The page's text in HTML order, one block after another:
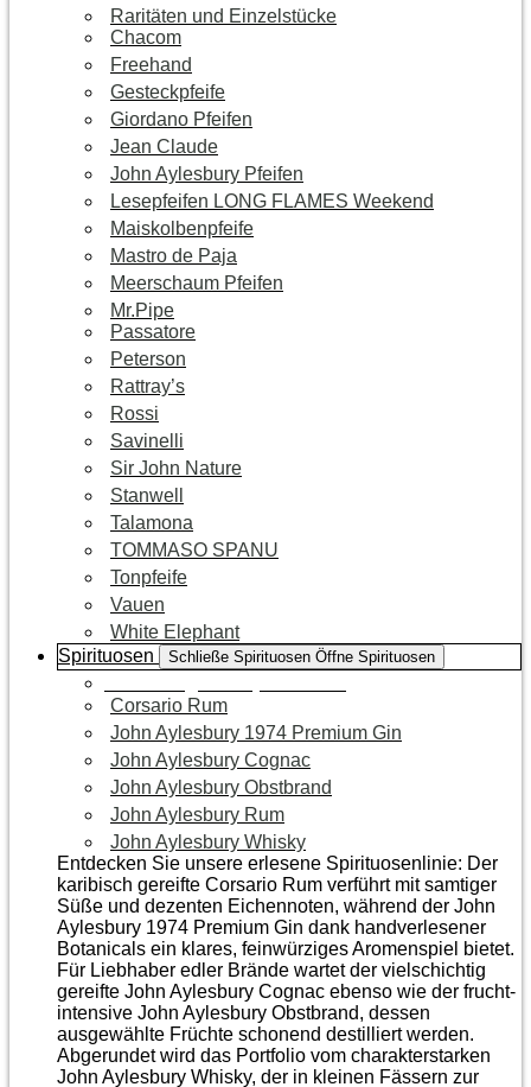
Raritäten und Einzelstücke
Chacom
Freehand
Gesteckpfeife
Giordano Pfeifen
Jean Claude
John Aylesbury Pfeifen
Lesepfeifen LONG FLAMES Weekend
Maiskolbenpfeife
Mastro de Paja
Meerschaum Pfeifen
Mr.Pipe
Passatore
Peterson
Rattray’s
Rossi
Savinelli
Sir John Nature
Stanwell
Talamona
TOMMASO SPANU
Tonpfeife
Vauen
White Elephant
Spirituosen
Schließe Spirituosen Öffne Spirituosen
Corsario Rum
John Aylesbury 1974 Premium Gin
John Aylesbury Cognac
John Aylesbury Obstbrand
John Aylesbury Rum
John Aylesbury Whisky
Entdecken Sie unsere erlesene Spirituosenlinie: Der
karibisch gereifte Corsario Rum verführt mit samtiger
Süße und dezenten Eichen­noten, während der John
Aylesbury 1974 Premium Gin dank handverlesener
Botanicals ein klares, feinwürziges Aromenspiel bietet.
Für Liebhaber edler Brände wartet der vielschichtig
gereifte John Aylesbury Cognac ebenso wie der frucht­
intensive John Aylesbury Obstbrand, dessen
ausgewählte Früchte schonend destilliert werden.
Abgerundet wird das Portfolio vom charakterstarken
John Aylesbury Whisky, der in kleinen Fässern zur